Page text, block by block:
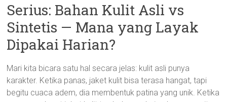
Serius: Bahan Kulit Asli vs
Sintetis — Mana yang Layak
Dipakai Harian?
Mari kita bicara satu hal secara jelas: kulit asli punya
karakter. Ketika panas, jaket kulit bisa terasa hangat, tapi
begitu cuaca adem, dia membentuk patina yang unik. Ketika